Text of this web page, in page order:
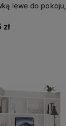
lewe do pokoju,